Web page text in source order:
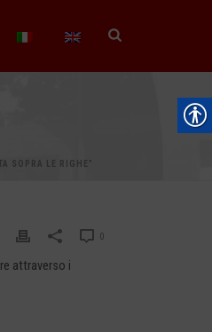
SOPRA LE RIGHE”
0
attraverso i